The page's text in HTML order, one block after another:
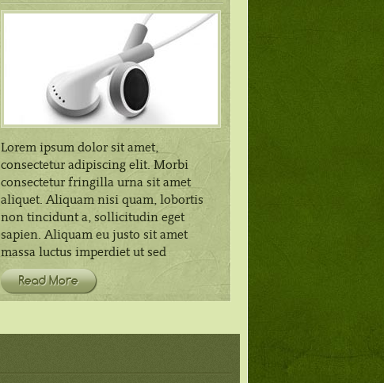
Lorem ipsum dolor sit amet,
consectetur adipiscing elit. Morbi
consectetur fringilla urna sit amet
aliquet. Aliquam nisi quam, lobortis
non tincidunt a, sollicitudin eget
sapien. Aliquam eu justo sit amet
massa luctus imperdiet ut sed
Read More